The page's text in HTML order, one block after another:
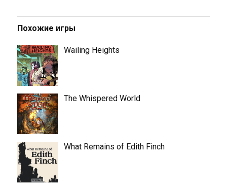
Похожие игры
Wailing Heights
The Whispered World
What Remains of Edith Finch